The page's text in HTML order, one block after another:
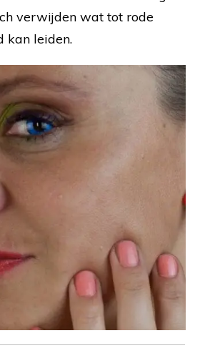
verwijden wat tot rode
kan leiden.